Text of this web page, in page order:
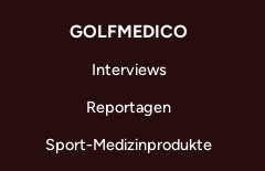
GOLFMEDICO
Interviews
Reportagen
Sport-Medizinprodukte